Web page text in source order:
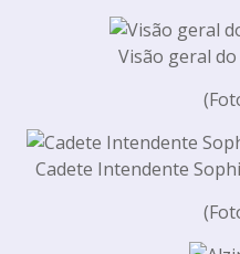
Visão geral
Cadete Intendente